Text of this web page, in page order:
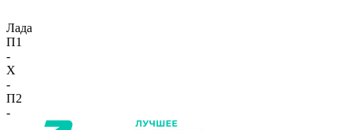
Лада
П1
-
X
-
П2
-